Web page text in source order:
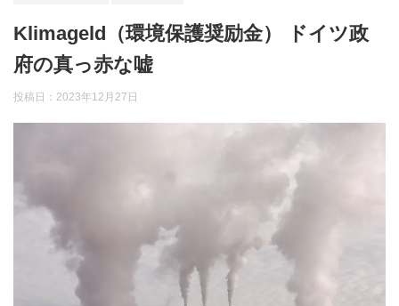
Klimageld（環境保護奨励金） ドイツ政
府の真っ赤な嘘
投稿日： 2023年12月27日